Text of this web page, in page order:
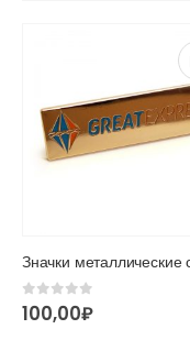
0из 5
100,00₽